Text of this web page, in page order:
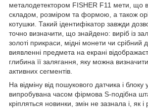
металодетектором FISHER F11 мети, що
складом, розміром та формою, а також
котушки. Такий ідентифікатор завжди
точно визначити, що знайдено: виріб із
золоті прикраси, мідні монети чи срібний
виявленні предмета на екрані
глибина її залягання, яку можна визначити
активних сегментів.
На відміну від пошукового датчика і блоку
випробувана часом фірмова S-подібна
кріпляться новинки, змін не зазнала і, як і